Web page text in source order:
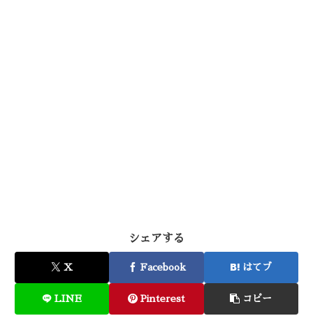
シェアする
X Facebook はてブ
LINE Pinterest コピー